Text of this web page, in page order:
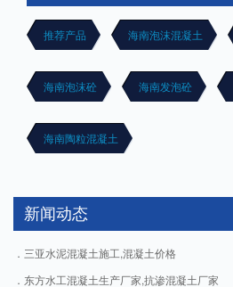
推荐产品 海南泡沫混凝土
海南泡沫砼 海南发泡砼
海南陶粒混凝土
新闻动态
三亚水泥混凝土施工,混凝土价格
东方水工混凝土生产厂家,抗渗混凝土厂家